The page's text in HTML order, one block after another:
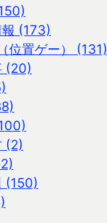
(173)
位置ゲー） (131)
(20)
(2)
(150)